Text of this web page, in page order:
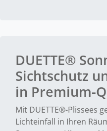
DUETTE®
Sichtschutz
in Premium-
Mit DUETTE®-Plissees
Lichteinfall in Ihren